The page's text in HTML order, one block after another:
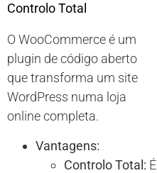
Controlo Total
O WooCommerce é um
plugin de código aberto
que transforma um site
WordPress numa loja
online completa.
Vantagens:
Controlo Total: É